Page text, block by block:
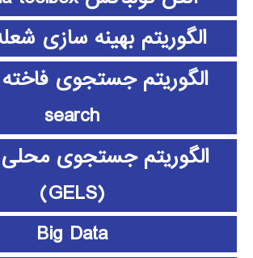
الگوریتم بهینه سازی
search
الگوریتم جستجوی
(GELS)
Big Data